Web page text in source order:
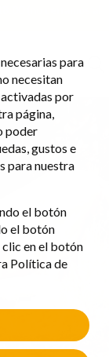
para
necesitan
por
página,
poder
gustos e
para nuestra
el botón
el botón
en el botón
Política de